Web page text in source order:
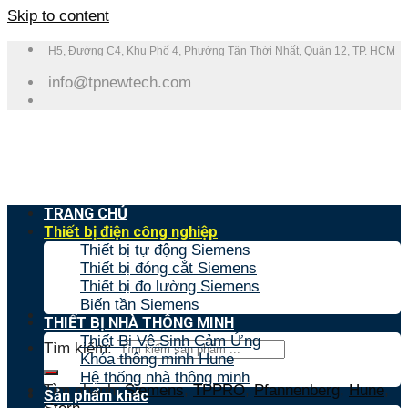
Skip to content
H5, Đường C4, Khu Phố 4, Phường Tân Thới Nhất, Quận 12, TP. HCM
info@tpnewtech.com
Tìm kiếm:
Tìm nhanh:Siemens,TPPRO,Pfannenberg,Hune,
TRANG CHỦ
Thiết bị điện công nghiệp
Thiết bị tự động Siemens
Thiết bị đóng cắt Siemens
Thiết bị đo lường Siemens
Biến tần Siemens
THIẾT BỊ NHÀ THÔNG MINH
Thiết Bị Vệ Sinh Cảm Ứng
Khóa thông minh Hune
Hệ thống nhà thông minh
Sản phẩm khác